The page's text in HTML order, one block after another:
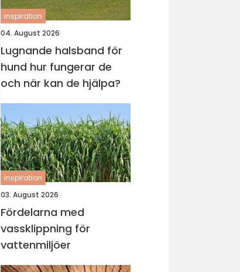
inspiration
04. August 2026
Lugnande halsband för
hund hur fungerar de
och när kan de hjälpa?
inspiration
03. August 2026
Fördelarna med
vassklippning för
vattenmiljöer